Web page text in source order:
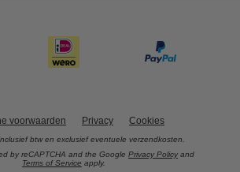
voorwaarden Privacy Cookies
btw en exclusief eventuele verzendkosten.
by reCAPTCHA and the Google Privacy Policy and
Terms of Service apply.